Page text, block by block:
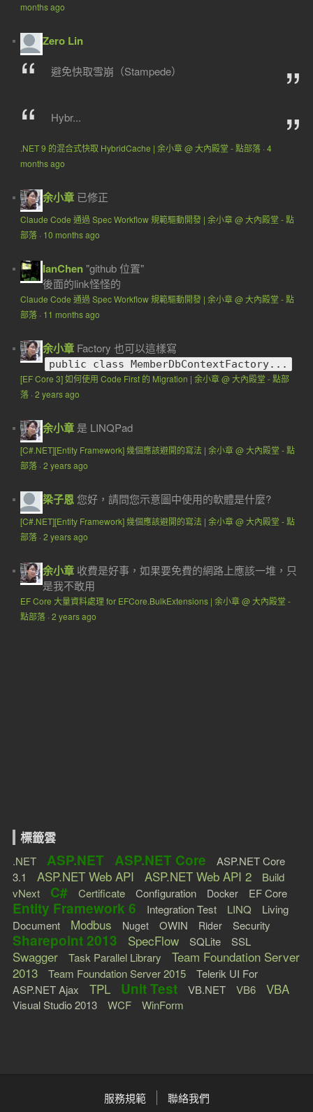
months ago
Zero Lin
避免快取雪崩（Stampede）
Hybr...
.NET 9 的混合式快取 HybridCache | 余小章 @ 大內殿堂 - 點部落· 4
months ago
余小章 已修正
Claude Code 通過 Spec Workflow 規範驅動開發 | 余小章 @ 大內殿堂 - 點
部落· 10 months ago
IanChen"github 位置"
後面的link怪怪的
Claude Code 通過 Spec Workflow 規範驅動開發 | 余小章 @ 大內殿堂 - 點
部落· 11 months ago
余小章 Factory 也可以這樣寫
public class MemberDbContextFactory...
[EF Core 3] 如何使用 Code First 的 Migration | 余小章 @ 大內殿堂 - 點部
落· 2 years ago
余小章 是 LINQPad
[C#.NET][Entity Framework] 幾個應該避開的寫法 | 余小章 @ 大內殿堂 - 點
部落· 2 years ago
梁子恩 您好，請問您示意圖中使用的軟體是什麼?
[C#.NET][Entity Framework] 幾個應該避開的寫法 | 余小章 @ 大內殿堂 - 點
部落· 2 years ago
余小章 收費是好事，如果要免費的網路上應該一堆，只
是我不敢用
EF Core 大量資料處理 for EFCore.BulkExtensions | 余小章 @ 大內殿堂 -
點部落· 2 years ago
標籤雲
.NET ASP.NET ASP.NET Core
ASP.NET Core
3.1
ASP.NET Web API ASP.NET Web API 2
Build
vNext
C# Certificate Configuration Docker EF Core
Entity Framework 6 Integration Test LINQ
Living
Document
Modbus Nuget OWIN Rider Security
Sharepoint 2013 SpecFlow SQLite SSL
Swagger Task Parallel Library
Team Foundation Server
2013
Team Foundation Server 2015
Telerik UI For
ASP.NET Ajax
TPL Unit Test VB.NET VB6 VBA
Visual Studio 2013 WCF WinForm
服務規範 聯絡我們